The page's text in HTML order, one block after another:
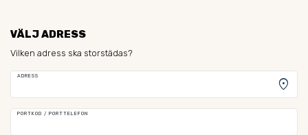
VÄLJ ADRESS
Vilken adress ska storstädas?
ADRESS
location_on
PORTKOD / PORTTELEFON